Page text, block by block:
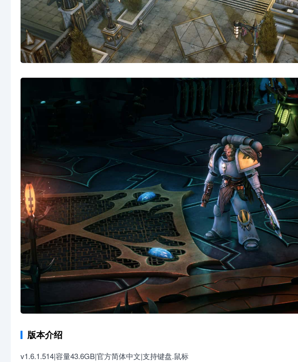
版本介绍
v1.6.1.514|容量43.6GB|官方简体中文|支持键盘.鼠标